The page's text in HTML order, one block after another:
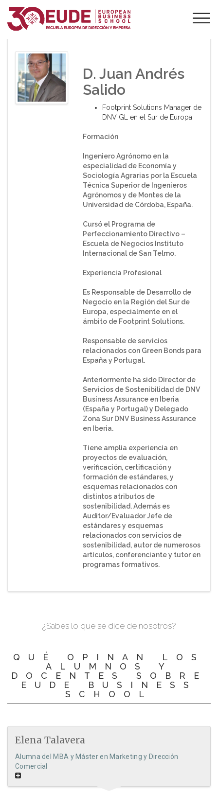
PONENTE DE EUDE
D. Juan Andrés
Salido
Footprint Solutions Manager de
DNV GL en el Sur de Europa
Formación
Ingeniero Agrónomo en la
especialidad de Economía y
Sociología Agrarias por la Escuela
Técnica Superior de Ingenieros
Agrónomos y de Montes de la
Universidad de Córdoba, España.
Cursó el Programa de
Perfeccionamiento Directivo –
Escuela de Negocios Instituto
Internacional de San Telmo.
Experiencia Profesional
Es Responsable de Desarrollo de
Negocio en la Región del Sur de
Europa, especialmente en el
ámbito de Footprint Solutions.
Responsable de servicios
relacionados con Green Bonds para
España y Portugal.
Anteriormente ha sido Director de
Servicios de Sostenibilidad de DNV
Business Assurance en Iberia
(España y Portugal) y Delegado
Zona Sur DNV Business Assurance
en Iberia.
Tiene amplia experiencia en
proyectos de evaluación,
verificación, certificación y
formación de estándares, y
esquemas relacionados con
distintos atributos de
sostenibilidad. Además es
Auditor/Evaluador Jefe de
estándares y esquemas
relacionados con servicios de
sostenibilidad, autor de numerosos
artículos, conferenciante y tutor en
programas formativos.
¿Sabes lo que se dice de nosotros?
QUÉ OPINAN LOS
ALUMNOS Y
DOCENTES SOBRE
EUDE BUSINESS
SCHOOL
Elena Talavera
Alumna del MBA y Máster en Marketing y Dirección
Comercial